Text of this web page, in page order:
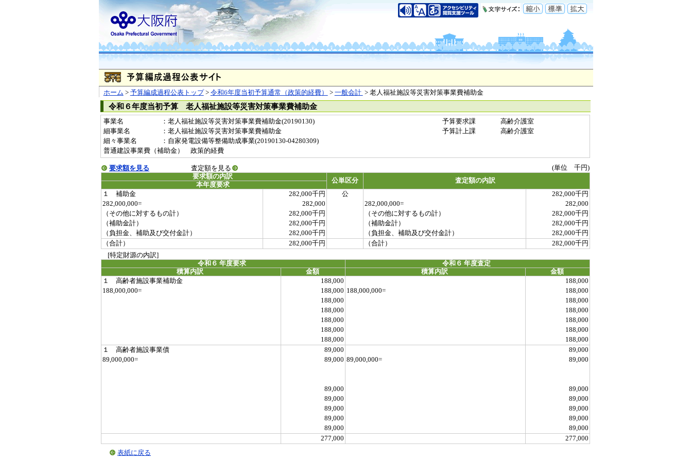
ホーム > 予算編成過程公表トップ> 令和6年度当初予算通常（政策的経費） > 一般会計 > 老人福祉施設等災害対策事業費補助金
令和６年度当初予算 老人福祉施設等災害対策事業費補助金
事業名 ：老人福祉施設等災害対策事業費補助金(20190130) 予算要求課
高齢介護室
細事業名
：老人福祉施設等災害対策事業費補助金 予算計上課
高齢介護室
細々事業名
：自家発電設備等整備助成事業(20190130-04280309)
普通建設事業費（補助金） 政策的経費
要求額を見る 査定額を見る
(単位 千円)
要求額の内訳
公単区分 査定額の内訳
本年度要求
１ 補助金
282,000千円 公
282,000千円
282,000,000=
282,000 282,000,000=
282,000
（その他に対するもの計）
282,000千円 （その他に対するもの計）
282,000千円
（補助金計）
282,000千円 （補助金計）
282,000千円
（負担金、補助及び交付金計）
282,000千円 （負担金、補助及び交付金計）
282,000千円
（合計）
282,000千円 （合計）
282,000千円
[特定財源の内訳]
令和６ 年度要求
令和６ 年度査定
積算内訳
金額 積算内訳
金額
１ 高齢者施設事業補助金
188,000
188,000
188,000,000=
188,000 188,000,000=
188,000
188,000
188,000
188,000
188,000
188,000
188,000
188,000
188,000
188,000
188,000
１ 高齢者施設事業債
89,000
89,000
89,000,000=
89,000 89,000,000= 89,000
89,000
89,000
89,000
89,000
89,000
89,000
89,000
89,000
89,000
89,000
277,000
277,000
表紙に戻る